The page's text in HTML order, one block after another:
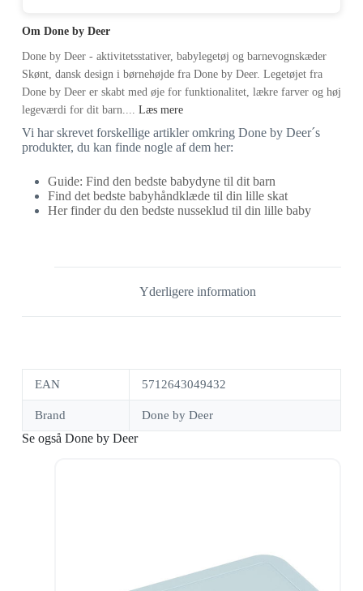
Om Done by Deer
Done by Deer - aktivitetsstativer, babylegetøj og barnevognskæder
Skønt, dansk design i børnehøjde fra Done by Deer. Legetøjet fra
Done by Deer er skabt med øje for funktionalitet, lækre farver og høj
legeværdi for dit barn.... Læs mere
Vi har skrevet forskellige artikler omkring Done by Deer´s
produkter, du kan finde nogle af dem her:
Guide: Find den bedste babydyne til dit barn
Find det bedste babyhåndklæde til din lille skat
Her finder du den bedste nusseklud til din lille baby
Yderligere information
EAN 5712643049432
Brand Done by Deer
Se også Done by Deer